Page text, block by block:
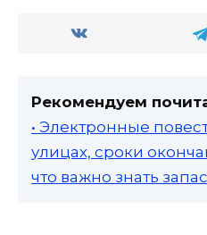
Рекомендуем
• Электронные
улицах, сроки
что важно знать